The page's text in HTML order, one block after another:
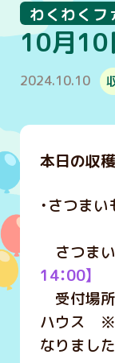
10月10
わくわくフ
2024.10.10
本日の収
・さつま
さつま
14：00】
受付場
ハウス ※
なりました